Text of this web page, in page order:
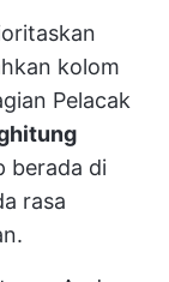
kolom
Pelacak
berada di
rasa